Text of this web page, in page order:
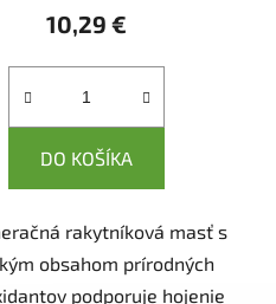
10,29 €
DO KOŠÍKA
rakytníková masť s
obsahom prírodných
podporuje hojenie